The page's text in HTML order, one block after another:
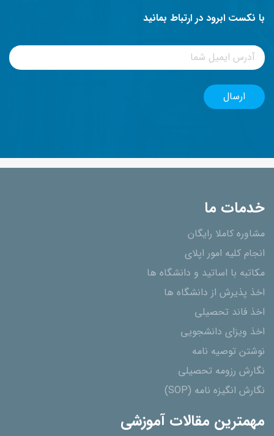
با نکست ابرود در ارتباط بمانید
خدمات ما
مشاوره کاملا رایگان
انجام کلیه امور اپلای
مکاتبه با اساتید و دانشگاه ها
اخذ پذیرش از دانشگاه ھا
اخذ فاند تحصیلی
اخذ ویزای دانشجویی
نوشتن توصیه نامه
نگارش رزومه تحصیلی
نگارش انگیزه نامه (SOP)
مهمترین مقالات آموزشی